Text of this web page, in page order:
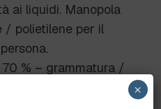
ai liquidi. Manopola
/ polietilene per il
% – grammatura /
×